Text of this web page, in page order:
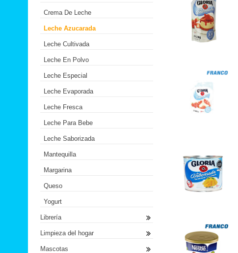
Crema De Leche
Leche Azucarada
Leche Cultivada
Leche En Polvo
Leche Especial
Leche Evaporada
Leche Fresca
Leche Para Bebe
Leche Saborizada
Mantequilla
Margarina
Queso
Yogurt
Librería
Limpieza del hogar
Mascotas